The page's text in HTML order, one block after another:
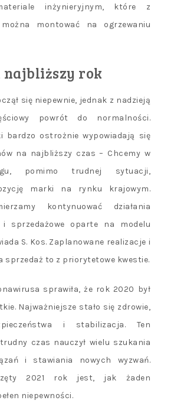
inżynieryjnym, które z
można montować na ogrzewaniu
najbliższy rok
się niepewnie, jednak z nadzieją
powrót do normalności.
bardzo ostrożnie wypowiadają się
na najbliższy czas – Chcemy w
pomimo trudnej sytuacji,
marki na rynku krajowym.
kontynuować działania
i sprzedażowe oparte na modelu
S. Kos. Zaplanowane realizacje i
sprzedaż to z priorytetowe kwestie.
sprawiła, że rok 2020 był
Najważniejsze stało się zdrowie,
i stabilizacja. Ten
czas nauczył wielu szukania
i stawiania nowych wyzwań.
2021 rok jest, jak żaden
niepewności.